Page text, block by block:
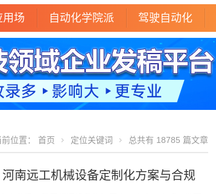
用场 自动化学院派 驾驶自动化
前位置： 首页 定位关键词 总共有 18785 篇文章
南远工机械设备定制化方案与合规